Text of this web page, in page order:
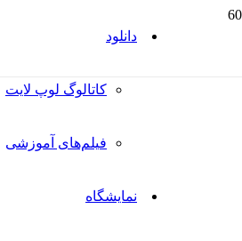
دانلود
کاتالوگ‌ لوپ لایت
فیلم‌های آموزشی
نمایشگاه